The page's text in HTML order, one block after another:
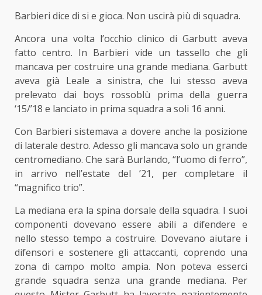
Barbieri dice di si e gioca. Non uscirà più di squadra.
Ancora una volta l’occhio clinico di Garbutt aveva
fatto centro. In Barbieri vide un tassello che gli
mancava per costruire una grande mediana. Garbutt
aveva già Leale a sinistra, che lui stesso aveva
prelevato dai boys rossoblù prima della guerra
‘15/’18 e lanciato in prima squadra a soli 16 anni.
Con Barbieri sistemava a dovere anche la posizione
di laterale destro. Adesso gli mancava solo un grande
centromediano. Che sarà Burlando, “l’uomo di ferro”,
in arrivo nell’estate del ’21, per completare il
“magnifico trio”.
La mediana era la spina dorsale della squadra. I suoi
componenti dovevano essere abili a difendere e
nello stesso tempo a costruire. Dovevano aiutare i
difensori e sostenere gli attaccanti, coprendo una
zona di campo molto ampia. Non poteva esserci
grande squadra senza una grande mediana. Per